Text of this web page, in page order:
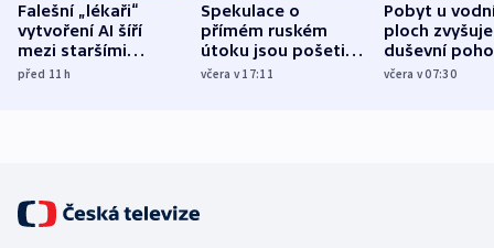
Falešní „lékaři“
vytvoření AI šíří
mezi staršími
Poláky nebezpečné
před 11h
Spekulace o
přímém ruském
útoku jsou pošetilé,
míní estonský
včera v 17:11
Pobyt u
ploch zvyšuje
duševní
ukázala
včera v 07:30